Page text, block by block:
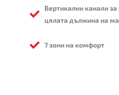
Вертикални канали
цялата дължина на
7 зони на комфорт